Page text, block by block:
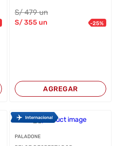
S/479 un
S/355 un -25%
AGREGAR
PALADONE